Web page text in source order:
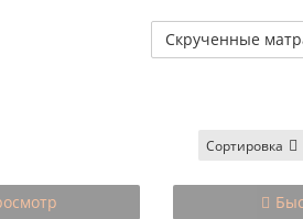
Скрученные
Сортировка